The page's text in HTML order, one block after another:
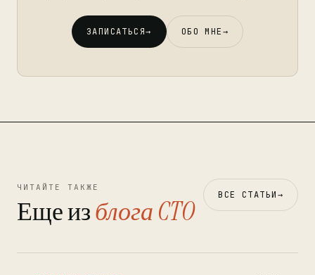
ЗАПИСАТЬСЯ→ ОБО МНЕ→
ЧИТАЙТЕ ТАКЖЕ
Еще изблога CTO ВСЕ СТАТЬИ→